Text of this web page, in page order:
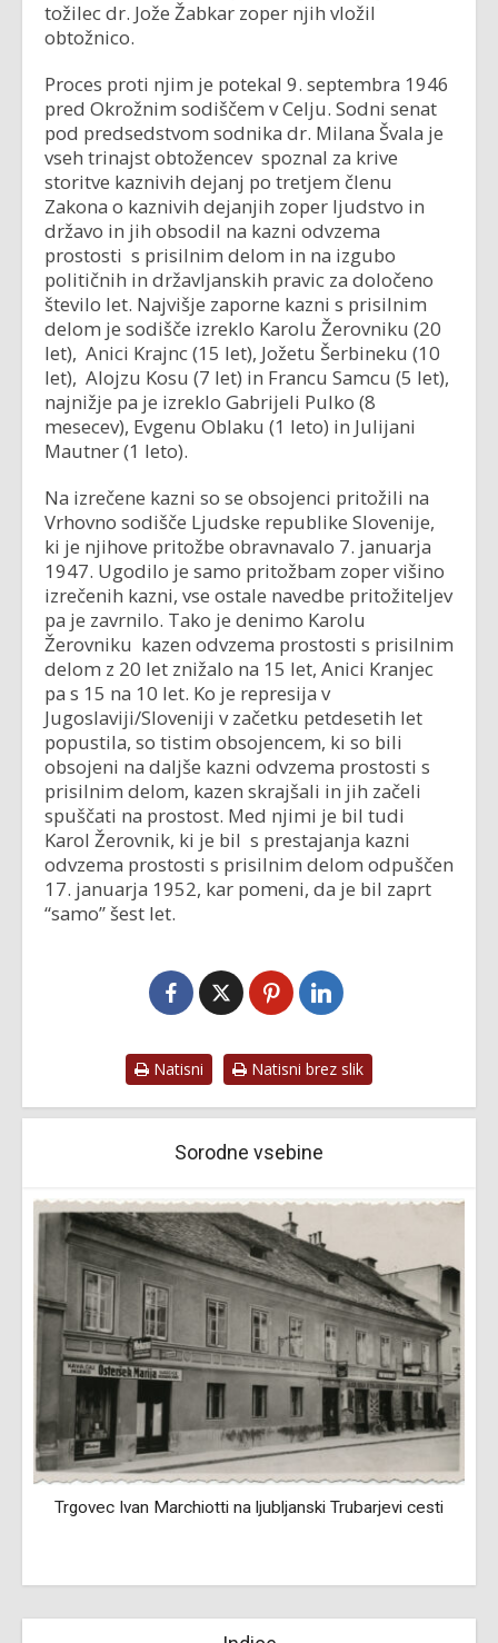
tožilec dr. Jože Žabkar zoper njih vložil
obtožnico.
Proces proti njim je potekal 9. septembra 1946
pred Okrožnim sodiščem v Celju. Sodni senat
pod predsedstvom sodnika dr. Milana Švala je
vseh trinajst obtožencev spoznal za krive
storitve kaznivih dejanj po tretjem členu
Zakona o kaznivih dejanjih zoper ljudstvo in
državo in jih obsodil na kazni odvzema
prostosti s prisilnim delom in na izgubo
političnih in državljanskih pravic za določeno
število let. Najvišje zaporne kazni s prisilnim
delom je sodišče izreklo Karolu Žerovniku (20
let), Anici Krajnc (15 let), Jožetu Šerbineku (10
let), Alojzu Kosu (7 let) in Francu Samcu (5 let),
najnižje pa je izreklo Gabrijeli Pulko (8
mesecev), Evgenu Oblaku (1 leto) in Julijani
Mautner (1 leto).
Na izrečene kazni so se obsojenci pritožili na
Vrhovno sodišče Ljudske republike Slovenije,
ki je njihove pritožbe obravnavalo 7. januarja
1947. Ugodilo je samo pritožbam zoper višino
izrečenih kazni, vse ostale navedbe pritožiteljev
pa je zavrnilo. Tako je denimo Karolu
Žerovniku kazen odvzema prostosti s prisilnim
delom z 20 let znižalo na 15 let, Anici Kranjec
pa s 15 na 10 let. Ko je represija v
Jugoslaviji/Sloveniji v začetku petdesetih let
popustila, so tistim obsojencem, ki so bili
obsojeni na daljše kazni odvzema prostosti s
prisilnim delom, kazen skrajšali in jih začeli
spuščati na prostost. Med njimi je bil tudi
Karol Žerovnik, ki je bil s prestajanja kazni
odvzema prostosti s prisilnim delom odpuščen
17. januarja 1952, kar pomeni, da je bil zaprt
“samo” šest let.
Natisni Natisni brez slik
Sorodne vsebine
Trgovec Ivan Marchiotti na ljubljanski Trubarjevi cesti